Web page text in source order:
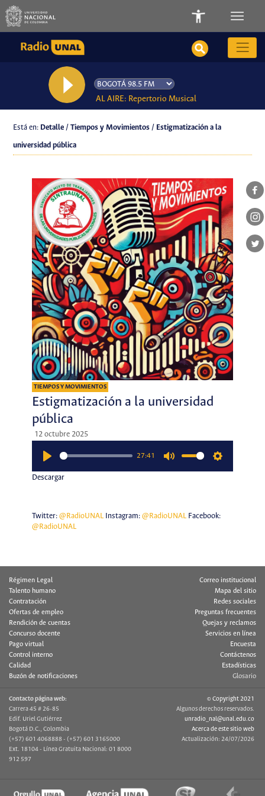
AL AIRE: Repertorio Musical
Está en: Detalle / Tiempos y Movimientos / Estigmatización a la
universidad pública
TIEMPOS Y MOVIMIENTOS
Estigmatización a la universidad
pública
12 octubre 2025
27:41
Descargar
Twitter: @RadioUNALInstagram: @RadioUNALFacebook:
@RadioUNAL
Régimen Legal
Talento humano
Contratación
Ofertas de empleo
Rendición de cuentas
Concurso docente
Pago virtual
Control interno
Calidad
Buzón de notificaciones
Correo institucional
Mapa del sitio
Redes sociales
Preguntas frecuentes
Quejas y reclamos
Servicios en línea
Encuesta
Contáctenos
Estadísticas
Glosario
Contacto página web:
Carrera 45 # 26-85
Edif. Uriel Gutiérrez
Bogotá D.C., Colombia
(+57) 601 4068888 - (+57) 601 3165000
Ext. 18104 - Línea Gratuita Nacional: 01 8000
912 597
© Copyright 2021
Algunos derechos reservados.
unradio_nal@unal.edu.co
Acerca de este sitio web
Actualización: 24/07/2026